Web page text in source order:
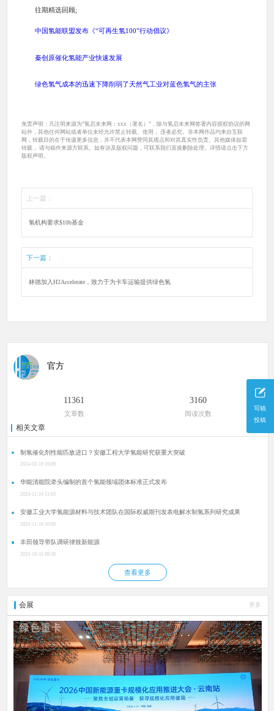
写稿
投稿
往期精选回顾;
中国氢能联盟发布《“可再生氢100”行动倡议》
秦创原催化氢能产业快速发展
绿色氢气成本的迅速下降削弱了天然气工业对蓝色氢气的主张
免责声明：凡注明来源为“氢启未来网：xxx（署名）”，除与氢启未来网签署内容授权协议的网
站外，其他任何网站或者单位未经允许禁止转载、使用， 违者必究。非本网作品均来自互联
网，转载目的在于传递更多信息，并不代表本网赞同其观点和对其真实性负责。其他媒体如需
转载， 请与稿件来源方联系。如有涉及版权问题，可联系我们直接删除处理。详情请点击下方
版权声明。
上一篇：
氢机构要求$10b基金
下一篇：
林德加入H2Accelerate，致力于为卡车运输提供绿色氢
官方
11361
文章数
3160
阅读次数
相关文章
制氢催化剂性能匹敌进口？安徽工程大学氢能研究获重大突破
2024-02-19 16:09
华能清能院牵头编制的首个氢能领域团体标准正式发布
2023-11-24 11:03
安徽工业大学氢能源材料与技术团队在国际权威期刊发表电解水制氢系列研究成果
2023-11-16 10:09
丰田领导带队调研律致新能源
2023-10-31 09:38
查看更多
会展 更多